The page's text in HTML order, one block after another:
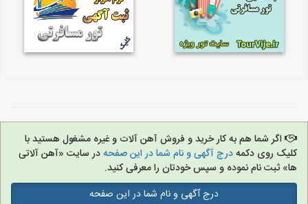
اگر شما هم به کار خرید و فروش آهن آلات و غیره مشغول هستید با
کلیک روی دکمهدرج آگهی و نام شما در این صفحهدر سایت «آهن آلاتی
ها» ثبت نام نموده و سپس خودتان را معرفی کنید.
درج آگهی و نام شما در این صفحه